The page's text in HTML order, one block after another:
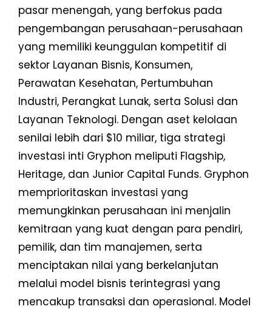
pasar menengah, yang berfokus pada
pengembangan perusahaan-perusahaan
yang memiliki keunggulan kompetitif di
sektor Layanan Bisnis, Konsumen,
Perawatan Kesehatan, Pertumbuhan
Industri, Perangkat Lunak, serta Solusi dan
Layanan Teknologi. Dengan aset kelolaan
senilai lebih dari $10 miliar, tiga strategi
investasi inti Gryphon meliputi Flagship,
Heritage, dan Junior Capital Funds. Gryphon
memprioritaskan investasi yang
memungkinkan perusahaan ini menjalin
kemitraan yang kuat dengan para pendiri,
pemilik, dan tim manajemen, serta
menciptakan nilai yang berkelanjutan
melalui model bisnis terintegrasi yang
mencakup transaksi dan operasional. Model